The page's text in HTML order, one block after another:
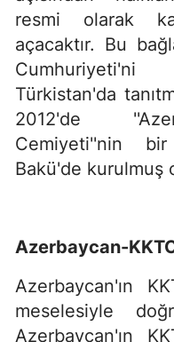
resmi olarak
açacaktır. Bu
Türkistan'da
2012'de
Cemiyeti''nin
Bakü'de kurulmuş
Azerbaycan-
Azerbaycan'ın
meselesiyle
Azerbaycan'ın